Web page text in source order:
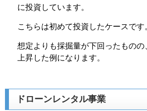
に投資しています。
こちらは初めて投資したケースです
想定よりも採掘量が下回ったものの
上昇した例になります。
ドローンレンタル事業